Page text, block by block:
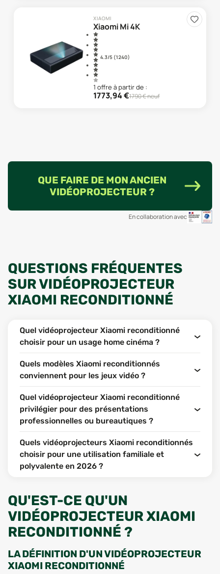
XIAOMI
Xiaomi Mi 4K
4.3/5 (1 240)
1 offre à partir de :
1773,94€1790€ neuf
QUE FAIRE DE MON ANCIEN
VIDÉOPROJECTEUR ?
En collaboration avec
QUESTIONS FRÉQUENTES
SUR VIDÉOPROJECTEUR
XIAOMI RECONDITIONNÉ
Quel vidéoprojecteur Xiaomi reconditionné
choisir pour un usage home cinéma ?
Quels modèles Xiaomi reconditionnés
conviennent pour les jeux vidéo ?
Quel vidéoprojecteur Xiaomi reconditionné
privilégier pour des présentations
professionnelles ou bureautiques ?
Quels vidéoprojecteurs Xiaomi reconditionnés
choisir pour une utilisation familiale et
polyvalente en 2026 ?
QU'EST-CE QU'UN
VIDÉOPROJECTEUR XIAOMI
RECONDITIONNÉ ?
LA DÉFINITION D'UN VIDÉOPROJECTEUR
XIAOMI RECONDITIONNÉ